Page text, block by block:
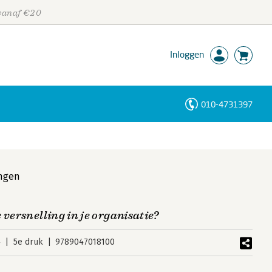
€20
Inloggen
010-4731397
versnelling in je organisatie?
5e druk 9789047018100
Personen